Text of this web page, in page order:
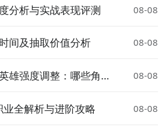
分析与实战表现评测 08-08
间及抽取价值分析 08-08
雄强度调整：哪些角色
08-08
全解析与进阶攻略 08-08